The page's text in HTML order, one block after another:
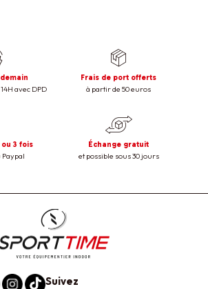
avec DPD
Frais de port offerts
à partir de 50 euros
3 fois Échange gratuit
et possible sous 30 jours
Suivez